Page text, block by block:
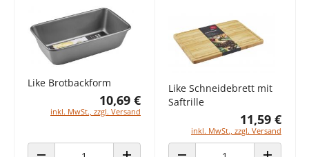
Like Brotbackform
10,69 €
inkl. MwSt., zzgl. Versand
Like Schneidebrett mit
Saftrille
11,59 €
inkl. MwSt., zzgl. Versand